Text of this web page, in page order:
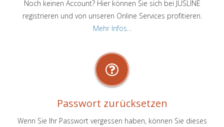
Noch keinen Account? Hier können Sie sich bei JUSLINE
registrieren und von unseren Online Services profitieren.
Mehr Infos...
Passwort zurücksetzen
Wenn Sie Ihr Passwort vergessen haben, können Sie dieses